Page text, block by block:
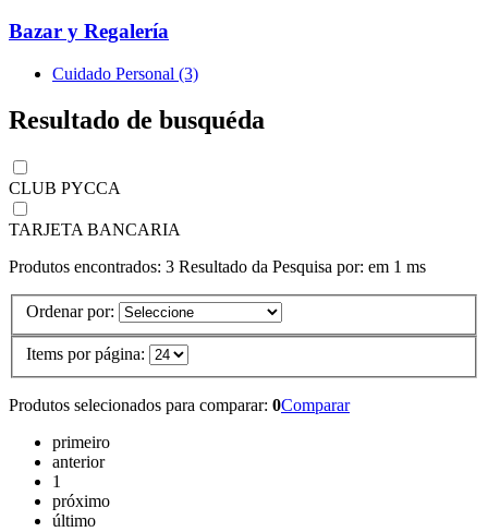
Bazar y Regalería
Cuidado Personal (3)
Resultado de busquéda
CLUB PYCCA
TARJETA BANCARIA
Produtos encontrados: 3 Resultado da Pesquisa por: em 1 ms
Ordenar por:
Items por página:
Produtos selecionados para comparar: 0Comparar
primeiro
anterior
1
próximo
último